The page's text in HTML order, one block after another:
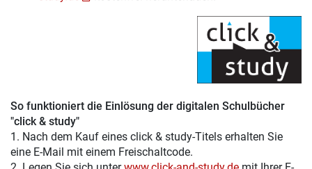
So funktioniert die Einlösung der digitalen Schulbücher
"click & study"
1. Nach dem Kauf eines click & study-Titels erhalten Sie
eine E-Mail mit einem Freischaltcode.